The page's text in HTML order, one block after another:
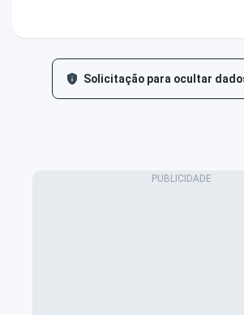
Solicitação para ocultar